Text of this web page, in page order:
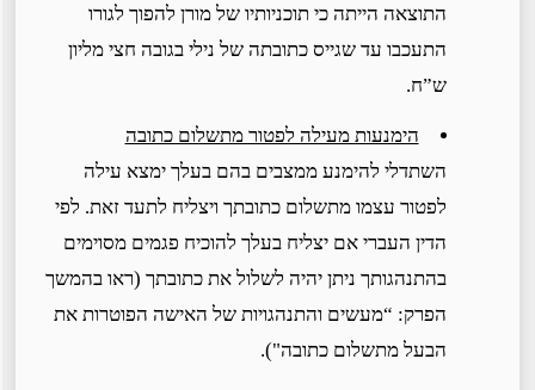
התוצאה הייתה כי תוכניותיו של מורן להפוך לגורו
התעכבו עד שגייס כתובתה של נילי בגובה חצי מליון
ש”ח.
הימנעות מעילה לפטור מתשלום כתובה
השתדלי להימנע ממצבים בהם בעלך ימצא עילה
לפטור עצמו מתשלום כתובתך ויצליח לתעד זאת. לפי
הדין העברי אם יצליח בעלך להוכיח פגמים מסוימים
בהתנהגותך ניתן יהיה לשלול את כתובתך (ראו בהמשך
הפרק: “מעשים והתנהגויות של האישה הפוטרות את
הבעל מתשלום כתובה").